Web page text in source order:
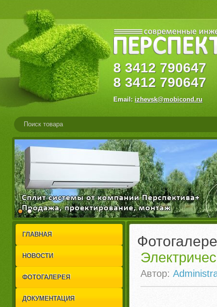
8 3412
8 3412 790647
Email: izhevsk@mobicond.ru
1
2
ГЛАВНАЯ
НОВОСТИ
ФОТОГАЛЕРЕЯ
ДОКУМЕНТАЦИЯ
Автор: